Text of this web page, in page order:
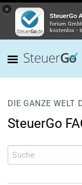
×
SteuerGo
forium
kostenlos -
DIE GANZE WELT
SteuerGo